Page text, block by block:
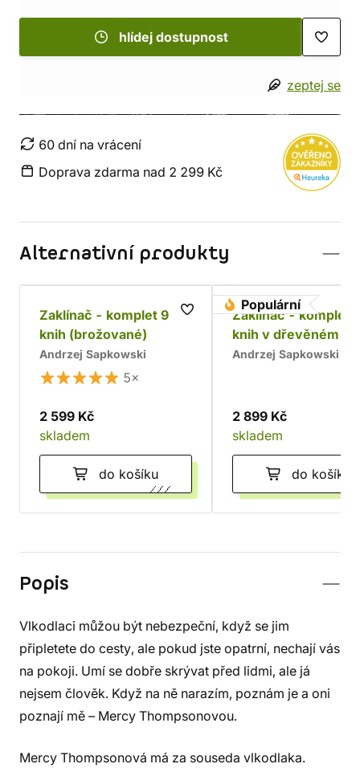
hlídej dostupnost
zeptej se
60 dní na vrácení
Doprava zdarma nad 2 299 Kč
Alternativní produkty
Zaklínač - komplet 9
knih (brožované)
Andrzej Sapkowski
5×
2 599 Kč
skladem
do košíku
Populární
Zaklínač - komplet
knih v dřevěném
Chrám
Andrzej Sapkowski
2 899 Kč
skladem
do košíku
Popis
Vlkodlaci můžou být nebezpeční, když se jim
připletete do cesty, ale pokud jste opatrní, nechají vás
na pokoji. Umí se dobře skrývat před lidmi, ale já
nejsem člověk. Když na ně narazím, poznám je a oni
poznají mě – Mercy Thompsonovou.
Mercy Thompsonová má za souseda vlkodlaka.